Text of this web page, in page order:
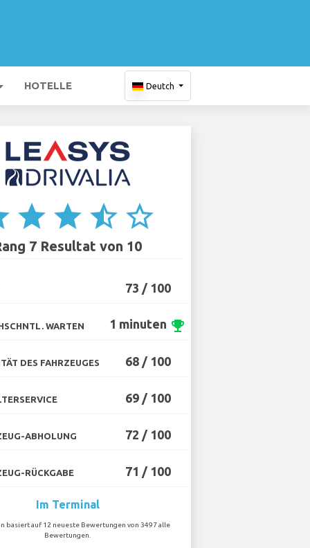
HOTELLE Deutch
star star star_half star_border
7 Resultat von 10
73 / 100
WARTEN 1 minuten emoji_events
DES FAHRZEUGES 68 / 100
69 / 100
ABHOLUNG 72 / 100
RÜCKGABE 71 / 100
Im Terminal
basiert auf 12 neueste Bewertungen von 3497 alle
Bewertungen.